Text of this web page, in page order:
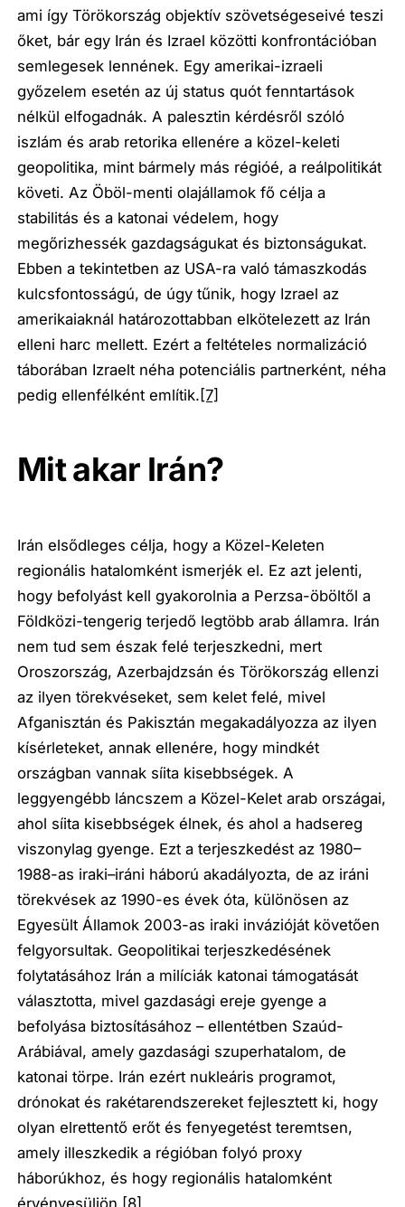
ami így Törökország objektív szövetségeseivé teszi
őket, bár egy Irán és Izrael közötti konfrontációban
semlegesek lennének. Egy amerikai-izraeli
győzelem esetén az új status quót fenntartások
nélkül elfogadnák. A palesztin kérdésről szóló
iszlám és arab retorika ellenére a közel-keleti
geopolitika, mint bármely más régióé, a reálpolitikát
követi. Az Öböl-menti olajállamok fő célja a
stabilitás és a katonai védelem, hogy
megőrizhessék gazdagságukat és biztonságukat.
Ebben a tekintetben az USA-ra való támaszkodás
kulcsfontosságú, de úgy tűnik, hogy Izrael az
amerikaiaknál határozottabban elkötelezett az Irán
elleni harc mellett. Ezért a feltételes normalizáció
táborában Izraelt néha potenciális partnerként, néha
pedig ellenfélként említik. [7]
Mit akar Irán?
Irán elsődleges célja, hogy a Közel-Keleten
regionális hatalomként ismerjék el. Ez azt jelenti,
hogy befolyást kell gyakorolnia a Perzsa-öböltől a
Földközi-tengerig terjedő legtöbb arab államra. Irán
nem tud sem észak felé terjeszkedni, mert
Oroszország, Azerbajdzsán és Törökország ellenzi
az ilyen törekvéseket, sem kelet felé, mivel
Afganisztán és Pakisztán megakadályozza az ilyen
kísérleteket, annak ellenére, hogy mindkét
országban vannak síita kisebbségek. A
leggyengébb láncszem a Közel-Kelet arab országai,
ahol síita kisebbségek élnek, és ahol a hadsereg
viszonylag gyenge. Ezt a terjeszkedést az 1980–
1988-as iraki–iráni háború akadályozta, de az iráni
törekvések az 1990-es évek óta, különösen az
Egyesült Államok 2003-as iraki invázióját követően
felgyorsultak. Geopolitikai terjeszkedésének
folytatásához Irán a milíciák katonai támogatását
választotta, mivel gazdasági ereje gyenge a
befolyása biztosításához – ellentétben Szaúd-
Arábiával, amely gazdasági szuperhatalom, de
katonai törpe. Irán ezért nukleáris programot,
drónokat és rakétarendszereket fejlesztett ki, hogy
olyan elrettentő erőt és fenyegetést teremtsen,
amely illeszkedik a régióban folyó proxy
háborúkhoz, és hogy regionális hatalomként